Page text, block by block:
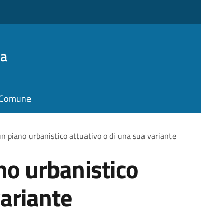
piano urbanistico attuativo o di una sua variante
urbanistico